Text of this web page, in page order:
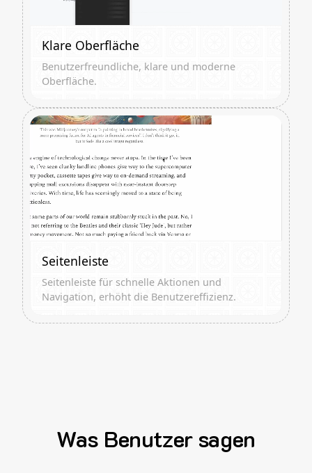
Klare Oberfläche
Benutzerfreundliche, klare und moderne
Oberfläche.
Seitenleiste
Seitenleiste für schnelle Aktionen und
Navigation, erhöht die Benutzereffizienz.
Was Benutzer sagen